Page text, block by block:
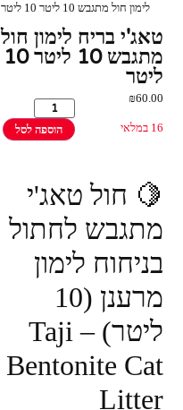
לימון חול מתגבש 10 ליטר 10 ליטר
טאג'י בריח לימון חול
מתגבש 10 ליטר 10
ליטר
₪60.00
16 במלאי הוספה לסל
🍋 חול טאג'י
מתגבש לחתול
בניחוח לימון
מרענן (10
ליטר) – Taji
Bentonite Cat
Litter